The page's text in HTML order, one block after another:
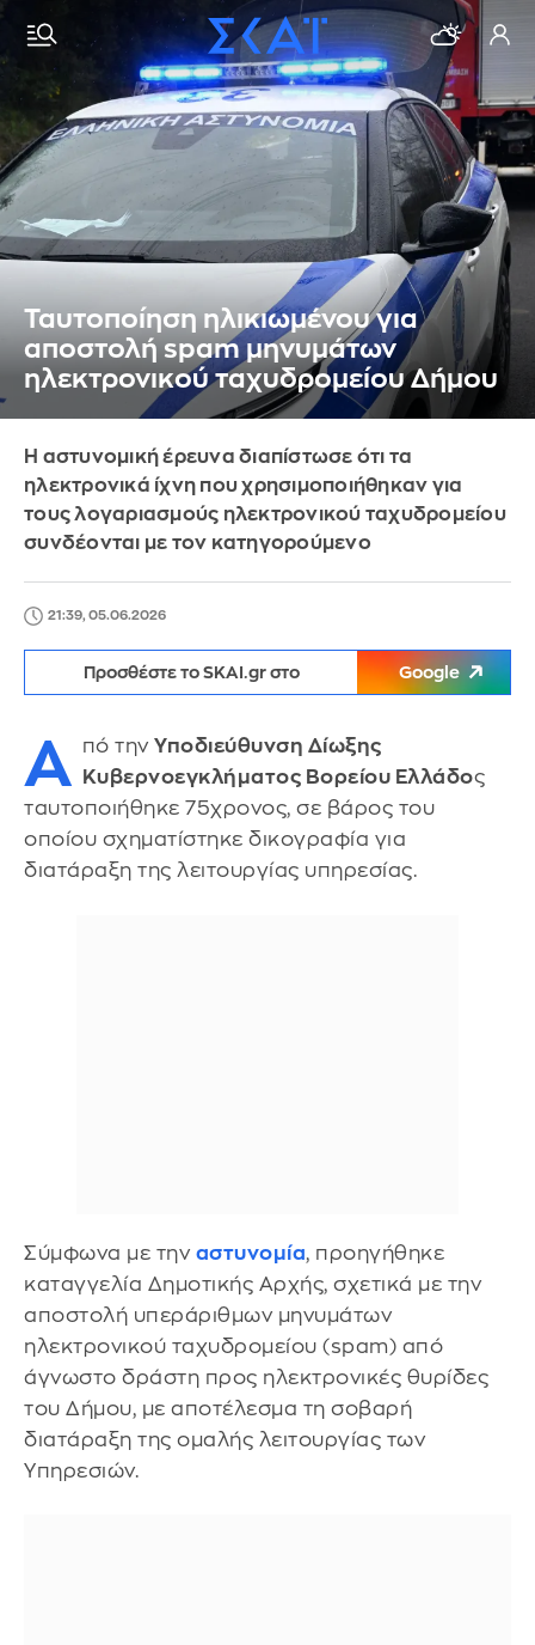
Ταυτοποίηση ηλικιωμένου για
αποστολή spam μηνυμάτων
ηλεκτρονικού ταχυδρομείου Δήμου
Η αστυνομική έρευνα διαπίστωσε ότι τα
ηλεκτρονικά ίχνη που χρησιμοποιήθηκαν για
τους λογαριασμούς ηλεκτρονικού ταχυδρομείου
συνδέονται με τον κατηγορούμενο
21:39, 05.06.2026
Προσθέστε το SKAI.gr στο Google
Α πό την Υποδιεύθυνση Δίωξης
Κυβερνοεγκλήματος Βορείου Ελλάδος
ταυτοποιήθηκε 75χρονος, σε βάρος του
οποίου σχηματίστηκε δικογραφία για
διατάραξη της λειτουργίας υπηρεσίας.
Σύμφωνα με την αστυνομία, προηγήθηκε
καταγγελία Δημοτικής Αρχής, σχετικά με την
αποστολή υπεράριθμων μηνυμάτων
ηλεκτρονικού ταχυδρομείου (spam) από
άγνωστο δράστη προς ηλεκτρονικές θυρίδες
του Δήμου, με αποτέλεσμα τη σοβαρή
διατάραξη της ομαλής λειτουργίας των
Υπηρεσιών.